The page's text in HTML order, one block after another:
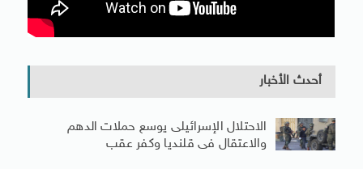
أحدث الأخبار
الاحتلال الإسرائيلى يوسع حملات الدهم
والاعتقال فى قلنديا وكفر عقب